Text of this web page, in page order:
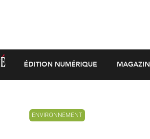
ÉDITION NUMÉRIQUE
ENVIRONNEMENT